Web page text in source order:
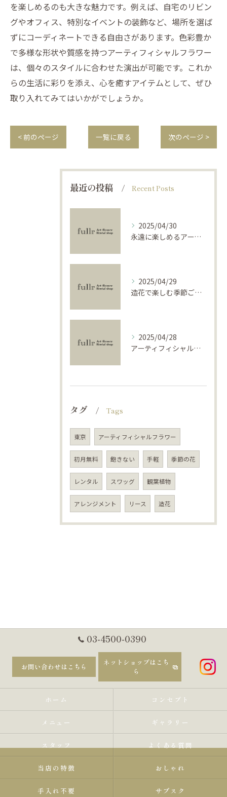
を楽しめるのも大きな魅力です。例えば、自宅のリビン
グやオフィス、特別なイベントの装飾など、場所を選ば
ずにコーディネートできる自由さがあります。色彩豊か
で多様な形状や質感を持つアーティフィシャルフラワー
は、個々のスタイルに合わせた演出が可能です。これか
らの生活に彩りを添え、心を癒すアイテムとして、ぜひ
取り入れてみてはいかがでしょうか。
< 前のページ 一覧に戻る 次のページ >
最近の投稿 Recent Posts
2025/04/30
永遠に楽しめるアーティフィシャルフラワーの使い方
2025/04/29
造花で楽しむ季節ごとのインテリア
2025/04/28
アーティフィシャルフラワーで学ぶ基礎と活用法
タグ Tags
東京 アーティフィシャルフラワー
初月無料 飽きない 手軽 季節の花
レンタル スワッグ 観葉植物
アレンジメント リース 造花
03-4500-0390
お問い合わせはこちら
ネットショップはこち
ら
ホーム コンセプト
メニュー ギャラリー
スタッフ よくある質問
当店の特徴 おしゃれ
手入れ不要 サブスク